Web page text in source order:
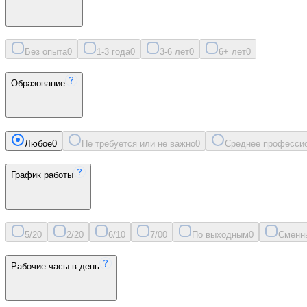
Без опыта0 1-3 года0 3-6 лет0 6+ лет0
Образование
Любое0 Не требуется или не важно0 Среднее
График работы
5/20 2/20 6/10 7/00 По выходным0
Рабочие часы в день